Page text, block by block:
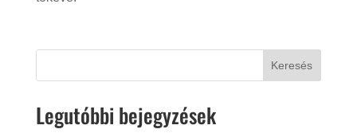
Keresés
Legutóbbi bejegyzések